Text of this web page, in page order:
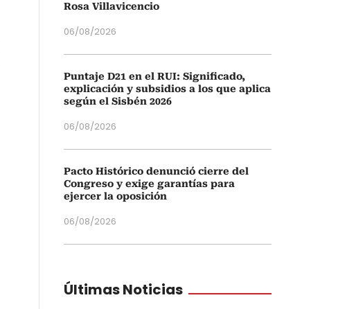
Rosa Villavicencio
06/08/2026
Puntaje D21 en el RUI: Significado,
explicación y subsidios a los que aplica
según el Sisbén 2026
06/08/2026
Pacto Histórico denunció cierre del
Congreso y exige garantías para
ejercer la oposición
06/08/2026
Últimas Noticias